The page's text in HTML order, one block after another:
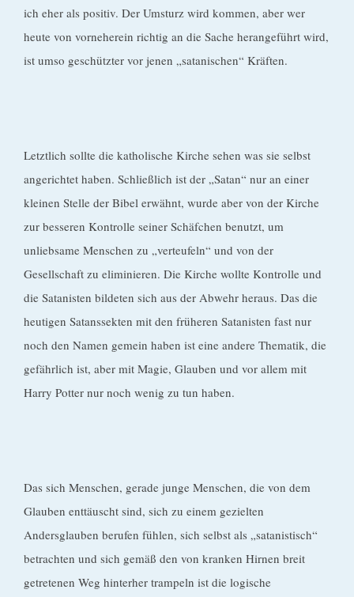
ich eher als positiv. Der Umsturz wird kommen, aber wer
heute von vorneherein richtig an die Sache herangeführt wird,
ist umso geschützter vor jenen „satanischen“ Kräften.
Letztlich sollte die katholische Kirche sehen was sie selbst
angerichtet haben. Schließlich ist der „Satan“ nur an einer
kleinen Stelle der Bibel erwähnt, wurde aber von der Kirche
zur besseren Kontrolle seiner Schäfchen benutzt, um
unliebsame Menschen zu „verteufeln“ und von der
Gesellschaft zu eliminieren. Die Kirche wollte Kontrolle und
die Satanisten bildeten sich aus der Abwehr heraus. Das die
heutigen Satanssekten mit den früheren Satanisten fast nur
noch den Namen gemein haben ist eine andere Thematik, die
gefährlich ist, aber mit Magie, Glauben und vor allem mit
Harry Potter nur noch wenig zu tun haben.
Das sich Menschen, gerade junge Menschen, die von dem
Glauben enttäuscht sind, sich zu einem gezielten
Andersglauben berufen fühlen, sich selbst als „satanistisch“
betrachten und sich gemäß den von kranken Hirnen breit
getretenen Weg hinterher trampeln ist die logische